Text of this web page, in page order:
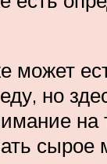
может
но
на
сырое